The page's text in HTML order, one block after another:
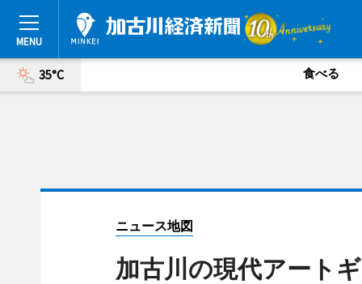
35°C 食べる
ニュース地図
加古川の現代アート